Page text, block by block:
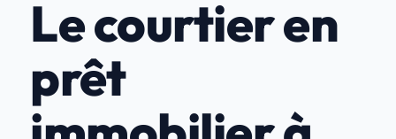
Le courtier en
prêt